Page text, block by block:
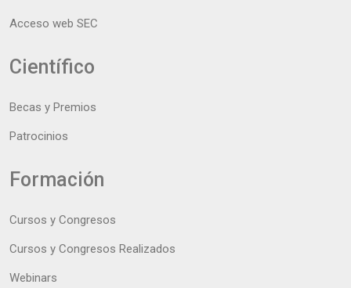
Acceso web SEC
Científico
Becas y Premios
Patrocinios
Formación
Cursos y Congresos
Cursos y Congresos Realizados
Webinars